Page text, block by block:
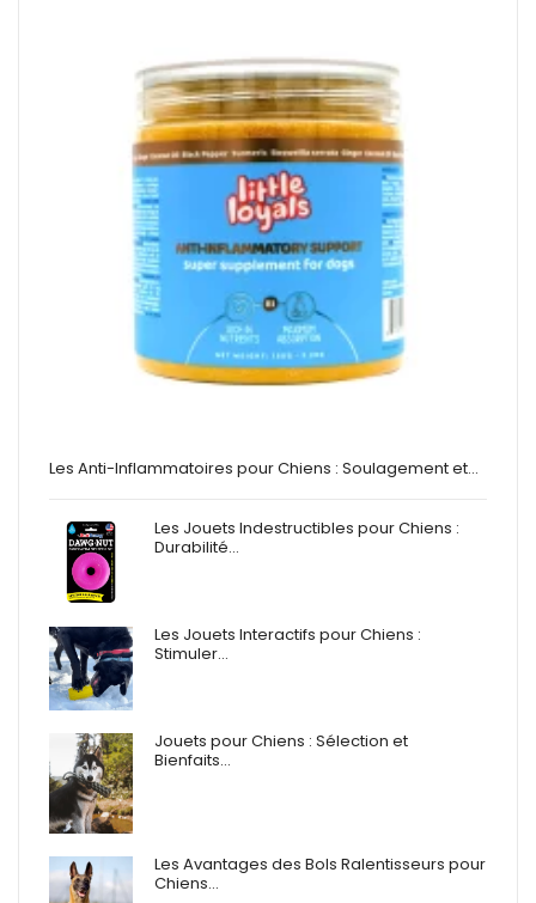
Les Anti-Inflammatoires pour Chiens : Soulagement et…
Les Jouets Indestructibles pour Chiens :
Durabilité…
Les Jouets Interactifs pour Chiens :
Stimuler…
Jouets pour Chiens : Sélection et
Bienfaits…
Les Avantages des Bols Ralentisseurs pour
Chiens…